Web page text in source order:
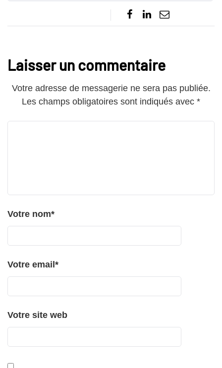
Laisser un commentaire
Votre adresse de messagerie ne sera pas publiée.
Les champs obligatoires sont indiqués avec *
Votre nom*
Votre email *
Votre site web